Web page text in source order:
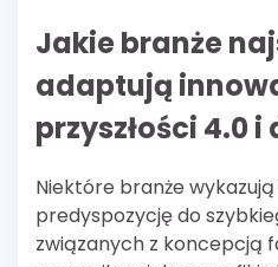
Jakie branże
adaptują
przyszłości 4.0
Niektóre branże
predyspozycję do
związanych z koncepcją